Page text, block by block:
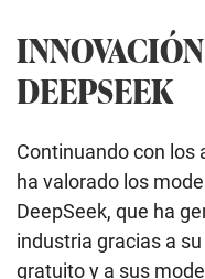
DEEPSEEK
Continuando con los
ha valorado los
DeepSeek, que ha
industria gracias a
gratuito y a sus